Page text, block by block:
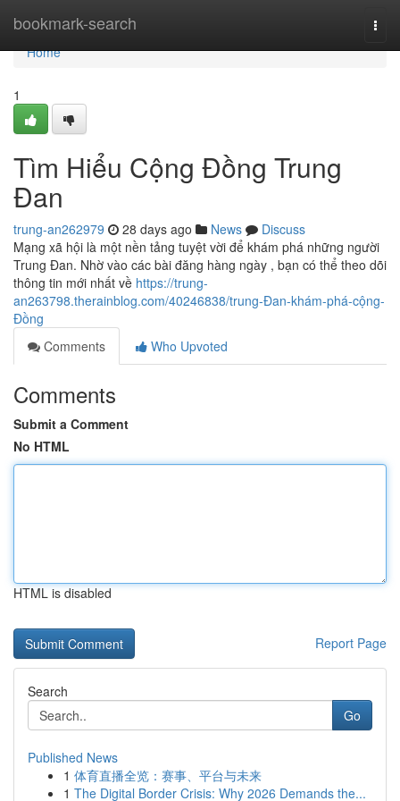
bookmark-search
Home
Home
1
Tìm Hiểu Cộng Đồng Trung
Đan
trung-an262979 28 days ago News
Discuss
Mạng xã hội là một nền tảng tuyệt vời để khám phá những người
Trung Đan. Nhờ vào các bài đăng hàng ngày , bạn có thể theo dõi
thông tin mới nhất về https://trung-
an263798.therainblog.com/40246838/trung-Đan-khám-phá-cộng-
Đồng
Comments
Who Upvoted
Comments
Submit a Comment
No HTML
HTML is disabled
Report Page
Search
Go
Published News
1 体育直播全览：赛事、平台与未来
1 The Digital Border Crisis: Why 2026 Demands the...